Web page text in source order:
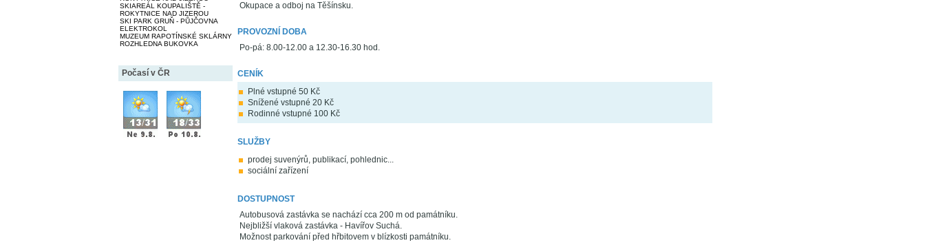
SKIAREÁL KOUPALIŠTĚ -
ROKYTNICE NAD JIZEROU
SKI PARK GRUŇ - PŮJČOVNA
ELEKTROKOL
MUZEUM RAPOTÍNSKÉ SKLÁRNY
ROZHLEDNA BUKOVKA
Počasí v ČR
Okupace a odboj na Těšínsku.
PROVOZNÍ DOBA
Po-pá: 8.00-12.00 a 12.30-16.30 hod.
CENÍK
Plné vstupné 50 Kč
Snížené vstupné 20 Kč
Rodinné vstupné 100 Kč
SLUŽBY
prodej suvenýrů, publikací, pohlednic...
sociální zařízení
DOSTUPNOST
Autobusová zastávka se nachází cca 200 m od památníku.
Nejbližší vlaková zastávka - Havířov Suchá.
Možnost parkování před hřbitovem v blízkosti památníku.